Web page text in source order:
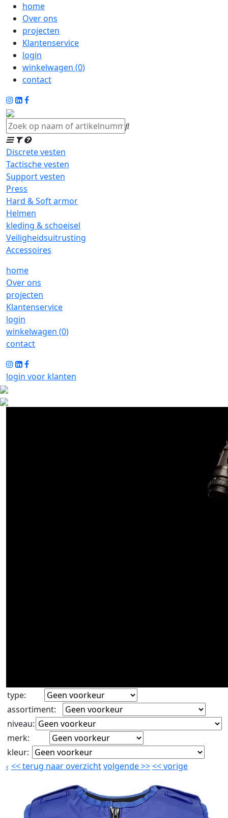
home
Over ons
projecten
Klantenservice
login
winkelwagen (0)
contact
Discrete vesten
Tactische vesten
Support vesten
Press
Hard & Soft armor
Helmen
kleding & schoeisel
Veiligheidsuitrusting
Accessoires
home
Over ons
projecten
Klantenservice
login
winkelwagen (0)
contact
login voor klanten
type:
assortiment:
niveau:
merk:
kleur:
<<terug naar overzichtvolgende>><<vorige